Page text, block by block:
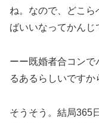
ね。なので、どこ
ばいいなってかんじ
ーー既婚者合コン
るあるらしいですか
そうそう。結局365